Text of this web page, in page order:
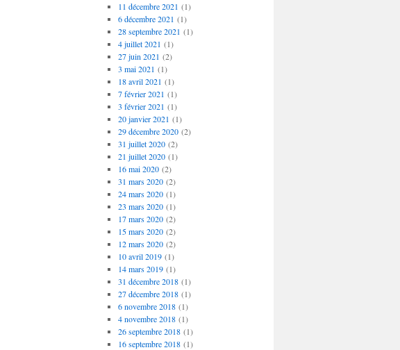
11 décembre 2021 (1)
6 décembre 2021 (1)
28 septembre 2021 (1)
4 juillet 2021 (1)
27 juin 2021 (2)
3 mai 2021 (1)
18 avril 2021 (1)
7 février 2021 (1)
3 février 2021 (1)
20 janvier 2021 (1)
29 décembre 2020(2)
31 juillet 2020(2)
21 juillet 2020(1)
16 mai 2020(2)
31 mars 2020(2)
24 mars 2020(1)
23 mars 2020(1)
17 mars 2020(2)
15 mars 2020(2)
12 mars 2020(2)
10 avril 2019(1)
14 mars 2019(1)
31 décembre 2018(1)
27 décembre 2018(1)
6 novembre 2018(1)
4 novembre 2018(1)
26 septembre 2018(1)
16 septembre 2018(1)